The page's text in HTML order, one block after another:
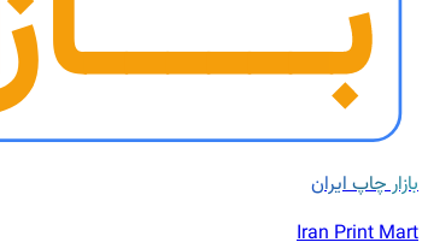
بازار چاپ ایران
Iran Print Mart